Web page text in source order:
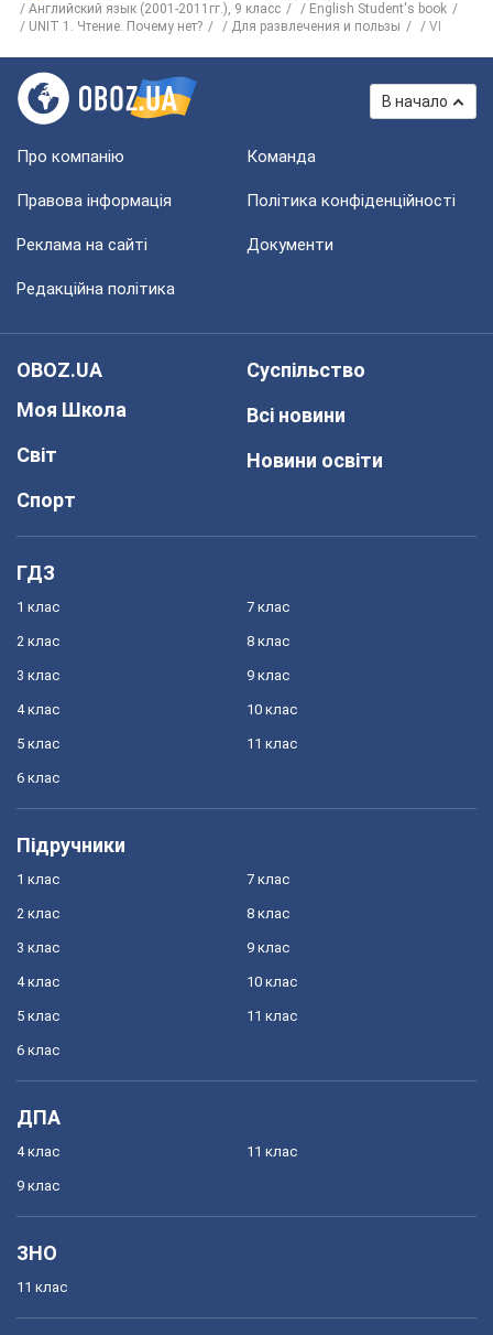
Английский язык (2001-2011гг.), 9 класс
English Student's book
UNIT 1. Чтение. Почему нет?
Для развлечения и пользы VI
В начало
Про компанію Команда
Правова інформація Політика конфіденційності
Реклама на сайті Документи
Редакційна політика
OBOZ.UA
Моя Школа
Світ
Спорт
Суспільство
Всі новини
Новини освіти
ГДЗ
1 клас
2 клас
3 клас
4 клас
5 клас
6 клас
7 клас
8 клас
9 клас
10 клас
11 клас
Підручники
1 клас
2 клас
3 клас
4 клас
5 клас
6 клас
7 клас
8 клас
9 клас
10 клас
11 клас
ДПА
4 клас
9 клас
11 клас
ЗНО
11 клас